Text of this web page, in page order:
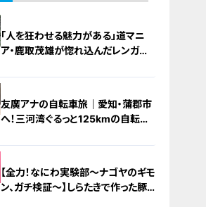
「人を狂わせる魅力がある」道マニ
ア・鹿取茂雄が惚れ込んだレンガの
友廣アナの自転車旅｜愛知・蒲郡市
へ！三河湾ぐるっと125kmの自転車
【全力！なにわ実験部～ナゴヤのギモ
ン、ガチ検証～】しらたきで作った豚